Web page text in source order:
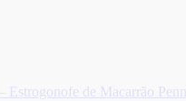
de Macarrão